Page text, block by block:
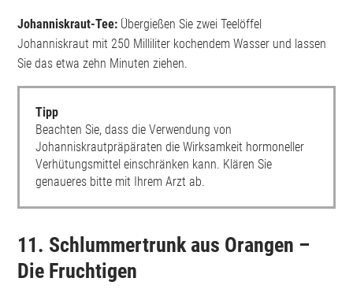
Johanniskraut-Tee: Übergießen Sie zwei Teelöffel
Johanniskraut mit 250 Milliliter kochendem Wasser und lassen
Sie das etwa zehn Minuten ziehen.
Tipp
Beachten Sie, dass die Verwendung von
Johanniskrautpräpäraten die Wirksamkeit hormoneller
Verhütungsmittel einschränken kann. Klären Sie
genaueres bitte mit Ihrem Arzt ab.
11. Schlummertrunk aus Orangen –
Die Fruchtigen